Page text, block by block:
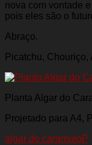
nova com vontade
pois eles são o
Abraço.
Picatchu, Chouriço,
Planta Algar do
Projetado para A4,
algar do caramuloP